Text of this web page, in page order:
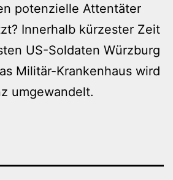
potenzielle Attentäter
Innerhalb kürzester Zeit
US-Soldaten Würzburg
Militär-Krankenhaus wird
umgewandelt.